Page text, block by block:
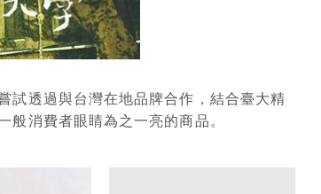
試透過與台灣在地品牌合作，結合臺大精
般消費者眼睛為之一亮的商品。